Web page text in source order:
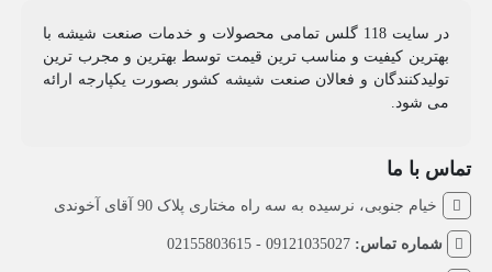
در سایت 118 گلس تمامی محصولات و خدمات صنعت شیشه با
بهترین کیفیت و مناسب ترین قیمت توسط بهترین و مجرب ترین
تولیدکنندگان و فعالان صنعت شیشه کشور بصورت یکپارجه ارائه
می شود.
تماس با ما
خیام جنوبی، نرسیده به سه راه مختاری پلاک 90 آقای آخوندی
شماره تماس:09121035027 - 02155803615